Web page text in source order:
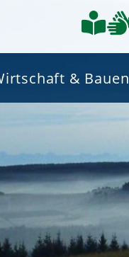
& Bauen